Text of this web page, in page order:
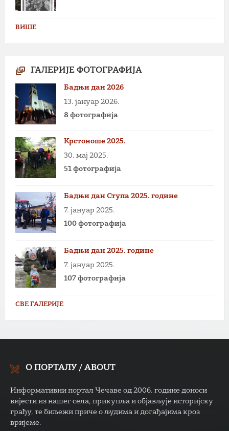
ВИШЕ
ГАЛЕРИЈЕ ФОТОГРАФИЈА
Бадњи дан 2026
13. јануар 2026.
8 фотографија
Крстоноше 2025.
30. мај 2025.
51 фотографија
Бадњи дан Ступа 2025. године
7. јануар 2025.
100 фотографија
Бадњи дан 2025. године
7. јануар 2025.
107 фотографија
СВЕ ГАЛЕРИЈЕ
О ПОРТАЛУ / ABOUT
Информативни портал Чечаве од 2006. године доноси
вијести из нашег села, прикупља и објављује историјску
грађу, те биљежи приче о људима и догађајима кроз
вријеме.